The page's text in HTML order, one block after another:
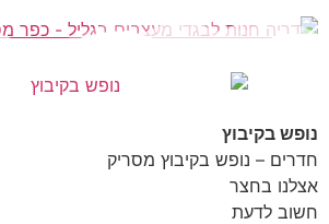
נופש בקיבוץ
חדרים – נופש בקיבוץ מסריק
אצלנו בחצר
חשוב לדעת